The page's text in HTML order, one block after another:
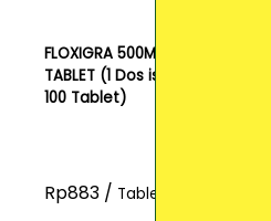
FLOXIGRA 500MG
TABLET (1 Dos isi
100 Tablet)
Rp883 / Tablet